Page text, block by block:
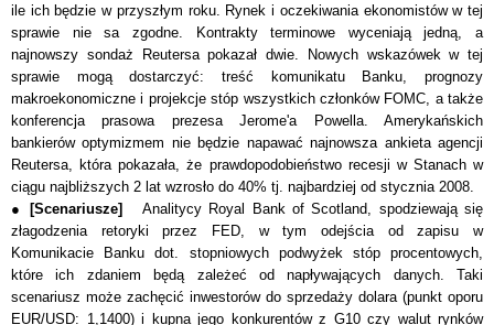
ile ich będzie w przyszłym roku. Rynek i oczekiwania ekonomistów w tej
sprawie nie sa zgodne. Kontrakty terminowe wyceniają jedną, a
najnowszy sondaż Reutersa pokazał dwie. Nowych wskazówek w tej
sprawie mogą dostarczyć: treść komunikatu Banku, prognozy
makroekonomiczne i projekcje stóp wszystkich członków FOMC, a także
konferencja prasowa prezesa Jerome'a Powella. Amerykańskich
bankierów optymizmem nie będzie napawać najnowsza ankieta agencji
Reutersa, która pokazała, że prawdopodobieństwo recesji w Stanach w
ciągu najbliższych 2 lat wzrosło do 40% tj. najbardziej od stycznia 2008.
● [Scenariusze]Analitycy Royal Bank of Scotland, spodziewają się
złagodzenia retoryki przez FED, w tym odejścia od zapisu w
Komunikacie Banku dot. stopniowych podwyżek stóp procentowych,
które ich zdaniem będą zależeć od napływających danych. Taki
scenariusz może zachęcić inwestorów do sprzedaży dolara (punkt oporu
EUR/USD: 1,1400) i kupna jego konkurentów z G10 czy walut rynków